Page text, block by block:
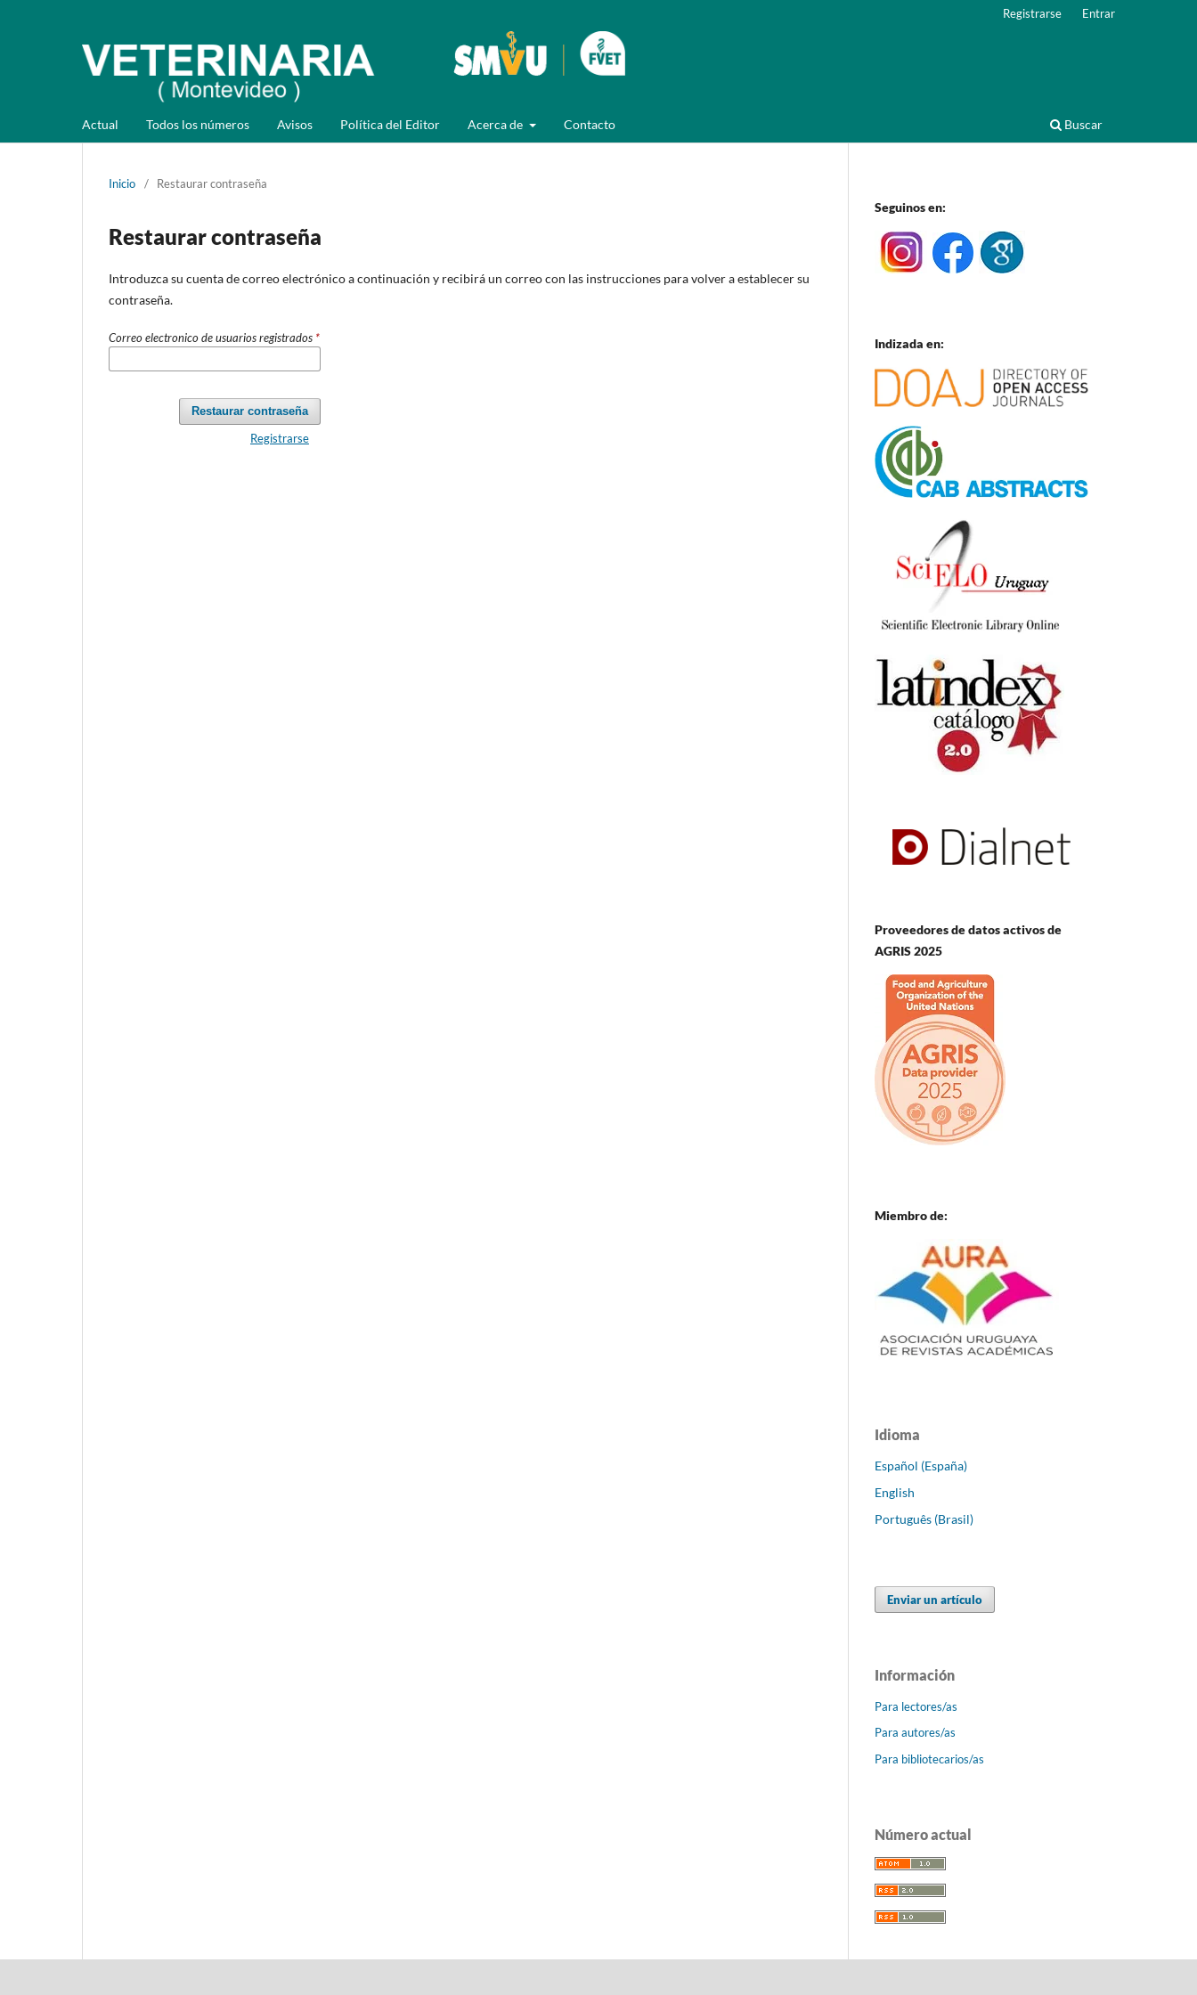
Actual Todos los números Avisos Política del Editor Acerca de Contacto Buscar
Registrarse Entrar
Inicio / Restaurar contraseña
Restaurar contraseña
Introduzca su cuenta de correo electrónico a continuación y recibirá un correo con las instrucciones para volver a establecer su
contraseña.
Correo electronico de usuarios registrados *
Restaurar contraseña
Registrarse
Seguinos en:
Indizada en:
Proveedores de datos activos de
AGRIS 2025
Miembro de:
Idioma
Español (España)
English
Português (Brasil)
Enviar un artículo
Información
Para lectores/as
Para autores/as
Para bibliotecarios/as
Número actual